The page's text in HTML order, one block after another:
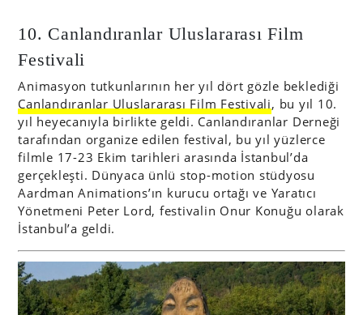
10. Canlandıranlar Uluslararası Film
Festivali
Animasyon tutkunlarının her yıl dört gözle beklediği
Canlandıranlar Uluslararası Film Festivali, bu yıl 10.
yıl heyecanıyla birlikte geldi. Canlandıranlar Derneği
tarafından organize edilen festival, bu yıl yüzlerce
filmle 17-23 Ekim tarihleri arasında İstanbul’da
gerçekleşti. Dünyaca ünlü stop-motion stüdyosu
Aardman Animations’ın kurucu ortağı ve Yaratıcı
Yönetmeni Peter Lord, festivalin Onur Konuğu olarak
İstanbul’a geldi.